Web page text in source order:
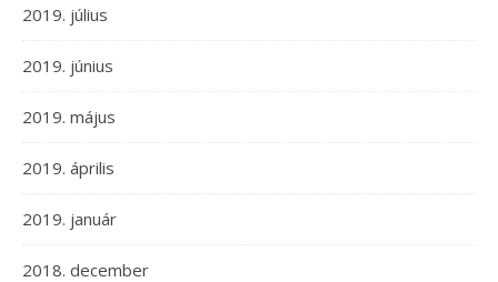
2019. július
2019. június
2019. május
2019. április
2019. január
2018. december